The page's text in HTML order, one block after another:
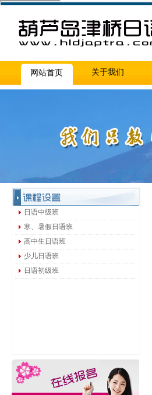
网站首页 关于我们
日语中级班
寒、暑假日语班
高中生日语班
少儿日语班
日语初级班